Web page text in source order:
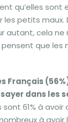
qu’elles
petits maux.
cela
que
Français
dans les
61% à
à